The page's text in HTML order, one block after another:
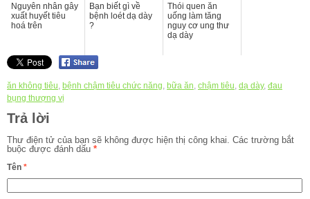
Nguyên nhân gây
xuất huyết tiêu
hoá trên
Bạn biết gì về
bệnh loét dạ dày
?
Thói quen ăn
uống làm tăng
nguy cơ ung thư
dạ dày
ăn không tiêu, bệnh chậm tiêu chức năng, bữa ăn, chậm tiêu, dạ dày, đau
bụng thượng vị
Trả lời
Thư điện tử của bạn sẽ không được hiện thị công khai. Các trường bắt
buộc được đánh dấu *
Tên *